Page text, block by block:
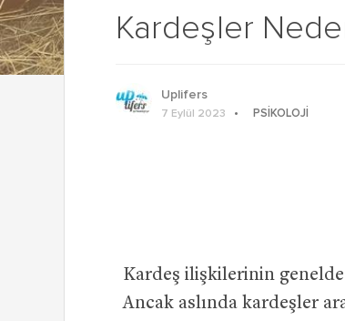
Kardeşler
Uplifers
7 Eylül 2023 PSIKOLOJI
Kardeş ilişkilerinin
Ancak aslında kardeşler